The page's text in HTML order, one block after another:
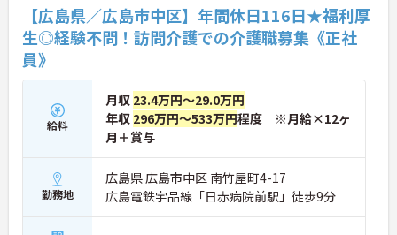
【広島県／広島市中区】年間休日116日★福利厚
生◎経験不問！訪問介護での介護職募集《正社
員》
給料
月収 23.4万円～29.0万円
年収 296万円～533万円程度 ※月給×12ヶ
月＋賞与
勤務地
広島県 広島市中区 南竹屋町4-17
広島電鉄宇品線「日赤病院前駅」徒歩9分